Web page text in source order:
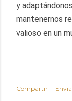
y
mantenernos
valioso en un
Compartir